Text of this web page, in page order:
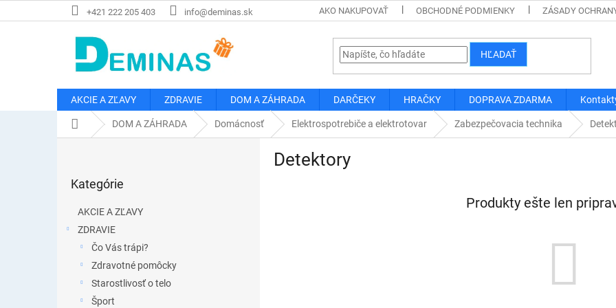
na
+421 222 205 403 info@deminas.sk AKO NAKUPOVAŤ OBCHODNÉ PODMIENKY ZÁSADY
HĽADAŤ
AKCIE A ZĽAVY ZDRAVIE DOM A ZÁHRADA DARČEKY HRAČKY DOPRAVA ZDARMA
DomovDOM A ZÁHRADA Domácnosť Elektrospotrebiče a elektrotovar Zabezpečovacia technika
kategórie
Kategórie
AKCIE A ZĽAVY
ZDRAVIE
Čo Vás trápi?
Zdravotné pomôcky
Starostlivosť o telo
Šport
Detektory
Produkty ešte len